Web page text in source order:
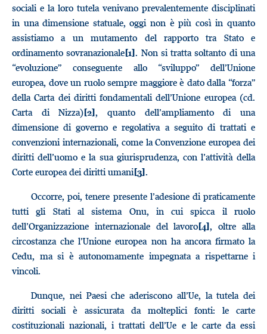
sociali e la loro tutela venivano prevalentemente disciplinati
in una dimensione statuale, oggi non è più così in quanto
assistiamo a un mutamento del rapporto tra Stato e
ordinamento sovranazionale[1]. Non si tratta soltanto di una
“evoluzione” conseguente allo “sviluppo” dell’Unione
europea, dove un ruolo sempre maggiore è dato dalla “forza”
della Carta dei diritti fondamentali dell’Unione europea (cd.
Carta di Nizza)[2], quanto dell’ampliamento di una
dimensione di governo e regolativa a seguito di trattati e
convenzioni internazionali, come la Convenzione europea dei
diritti dell’uomo e la sua giurisprudenza, con l’attività della
Corte europea dei diritti umani[3].
Occorre, poi, tenere presente l’adesione di praticamente
tutti gli Stati al sistema Onu, in cui spicca il ruolo
dell’Organizzazione internazionale del lavoro[4], oltre alla
circostanza che l’Unione europea non ha ancora firmato la
Cedu, ma si è autonomamente impegnata a rispettarne i
vincoli.
Dunque, nei Paesi che aderiscono all’Ue, la tutela dei
diritti sociali è assicurata da molteplici fonti: le carte
costituzionali nazionali, i trattati dell’Ue e le carte da essi